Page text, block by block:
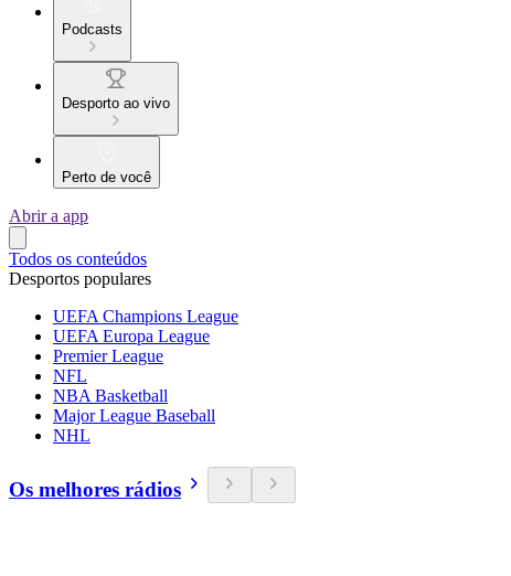
Podcasts
Desporto ao vivo
Perto de você
Abrir a app
Todos os conteúdos
Desportos populares
UEFA Champions League
UEFA Europa League
Premier League
NFL
NBA Basketball
Major League Baseball
NHL
Os melhores rádios